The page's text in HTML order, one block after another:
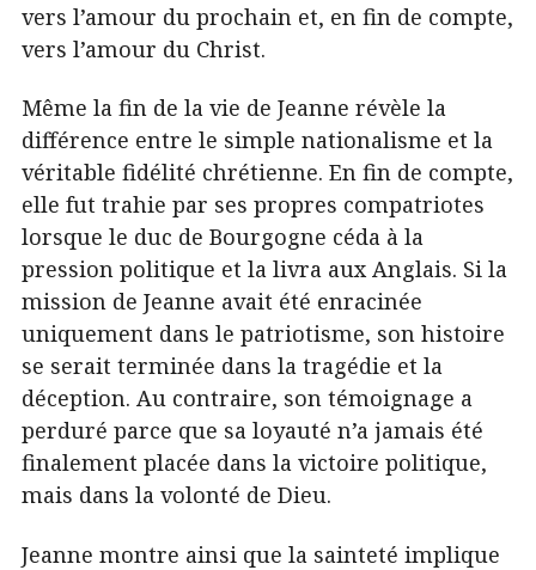
vers l’amour du prochain et, en fin de compte,
vers l’amour du Christ.
Même la fin de la vie de Jeanne révèle la
différence entre le simple nationalisme et la
véritable fidélité chrétienne. En fin de compte,
elle fut trahie par ses propres compatriotes
lorsque le duc de Bourgogne céda à la
pression politique et la livra aux Anglais. Si la
mission de Jeanne avait été enracinée
uniquement dans le patriotisme, son histoire
se serait terminée dans la tragédie et la
déception. Au contraire, son témoignage a
perduré parce que sa loyauté n’a jamais été
finalement placée dans la victoire politique,
mais dans la volonté de Dieu.
Jeanne montre ainsi que la sainteté implique